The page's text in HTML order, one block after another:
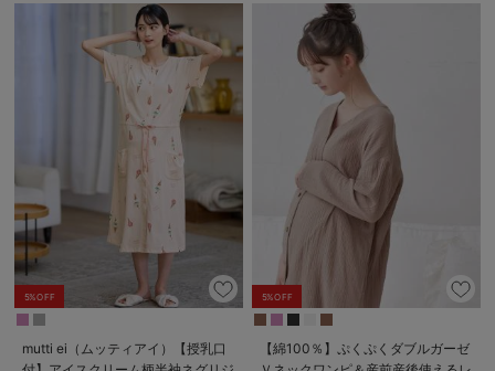
5%OFF
mutti ei（ムッティアイ）【授乳口
5%OFF
【綿100％】ぷくぷくダブルガーゼ